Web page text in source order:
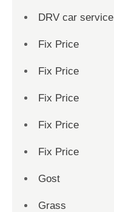
DRV car service
Fix Price
Fix Price
Fix Price
Fix Price
Fix Price
Gost
Grass